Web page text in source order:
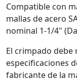
Compatible con
mallas de acero
nominal 1-1/4"
El crimpado debe
especificaciones
fabricante de la